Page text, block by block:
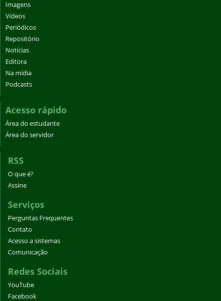
Imagens
Vídeos
Periódicos
Repositório
Notícias
Editora
Na mídia
Podcasts
Acesso rápido
Área do estudante
Área do servidor
RSS
O que é?
Assine
Serviços
Perguntas Frequentes
Contato
Acesso a sistemas
Comunicação
Redes Sociais
YouTube
Facebook